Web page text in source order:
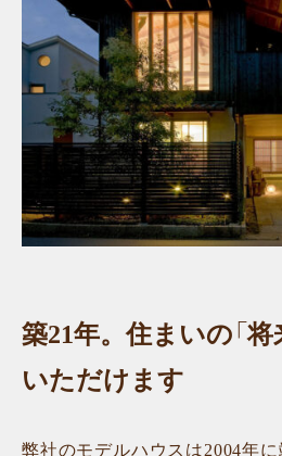
築21年。住まいの「将
いただけます
弊社のモデルハウスは2004年に